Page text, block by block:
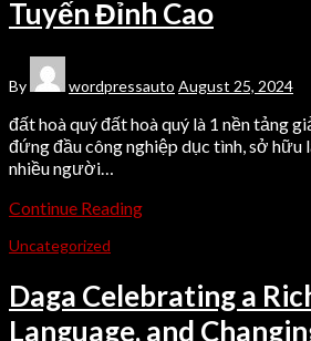
Tuyến Đỉnh Cao
By wordpressauto August 25, 2024
đất hoà quý đất hoà quý là 1 nền tảng
đứng đầu công nghiệp dục tình, sở hữu
nhiều người…
Continue Reading
Uncategorized
Daga Celebrating a
Language, and